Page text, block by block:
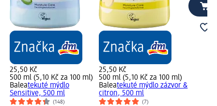
25,50 Kč
500 ml (5,10 Kč za 100 ml)
Baleatekuté mýdlo
Sensitive, 500 ml
(148)
25,50 Kč
500 ml (5,10 Kč za 100 ml)
Baleatekuté mýdlo zázvor &
citron, 500 ml
(7)